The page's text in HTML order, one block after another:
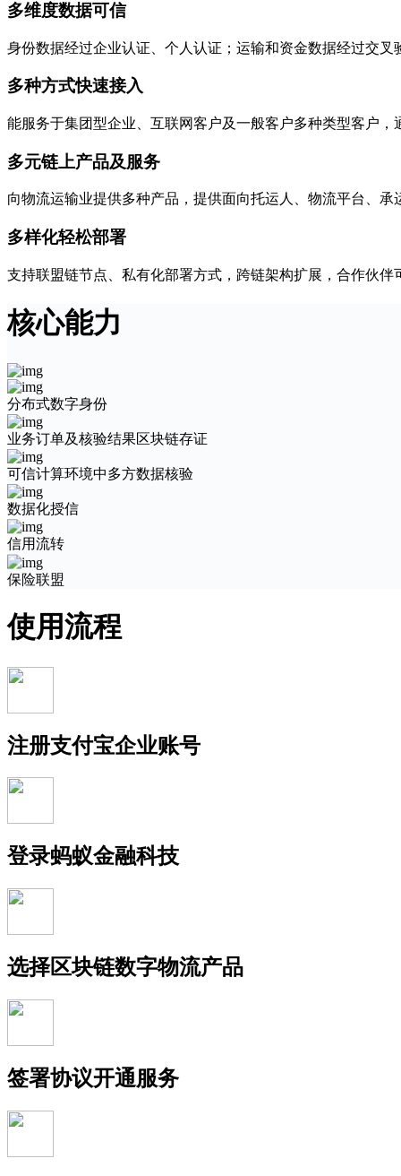
多维度数据可信
身份数据经过企业认证、个人认证；运输和资金数据经过交
多种方式快速接入
能服务于集团型企业、互联网客户及一般客户多种类型客户
多元链上产品及服务
向物流运输业提供多种产品，提供面向托运人、物流平台、
多样化轻松部署
支持联盟链节点、私有化部署方式，跨链架构扩展，合作伙伴
核心能力
分布式数字身份
业务订单及核验结果区块链存证
可信计算环境中多方数据核验
数据化授信
信用流转
保险联盟
使用流程
注册支付宝企业账号
登录蚂蚁金融科技
选择区块链数字物流产品
签署协议开通服务